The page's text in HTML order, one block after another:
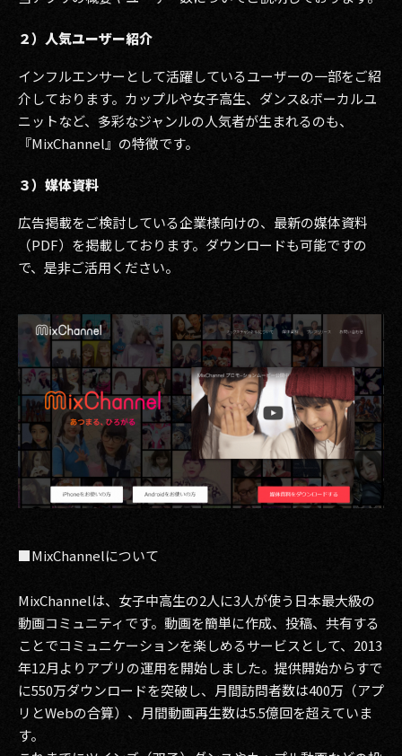
２）人気ユーザー紹介
インフルエンサーとして活躍しているユーザーの一部をご紹
介しております。カップルや女子高生、ダンス&ボーカルユ
ニットなど、多彩なジャンルの人気者が生まれるのも、
『MixChannel』の特徴です。
３）媒体資料
広告掲載をご検討している企業様向けの、最新の媒体資料
（PDF）を掲載しております。ダウンロードも可能ですの
で、是非ご活用ください。
■MixChannelについて
MixChannelは、女子中高生の2人に3人が使う日本最大級の
動画コミュニティです。動画を簡単に作成、投稿、共有する
ことでコミュニケーションを楽しめるサービスとして、2013
年12月よりアプリの運用を開始しました。提供開始からすで
に550万ダウンロードを突破し、月間訪問者数は400万（アプ
リとWebの合算）、月間動画再生数は5.5億回を超えていま
す。